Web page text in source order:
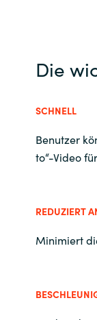
Die
SCHNELL
Benutzer
to“-Video
REDUZIERT
Minimiert